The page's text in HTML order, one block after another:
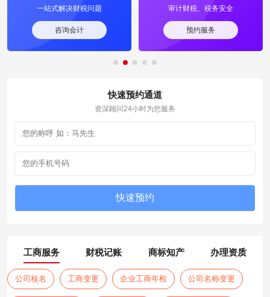
一站式解决财税问题
咨询会计
审计财税、税务安全
预约服务
快速预约通道
资深顾问24小时为您服务
工商服务 财税记账 商标知产 办理资质
公司核名 工商变更 企业工商年检 公司名称变更